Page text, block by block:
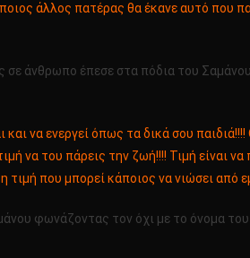
άλλος πατέρας θα έκανε αυτό που
σε άνθρωπο έπεσε στα πόδια του
να ενεργεί όπως τα δικά σου παιδιά!!!!
να του πάρεις την ζωή!!!! Τιμή είναι
που μπορεί κάποιος να νιώσει από
φωνάζοντας τον όχι με το όνομα